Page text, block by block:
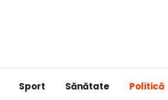
Sport Sănătate Politică